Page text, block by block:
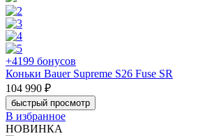
+4199 бонусов
Коньки Bauer Supreme S26 Fuse SR
104 990 ₽
быстрый просмотр
В избранное
НОВИНКА